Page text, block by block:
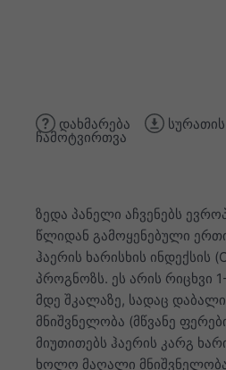
დახმარება სურათის
ჩამოტვირთვა
ზედა პანელი აჩვენებს
წლიდან გამოყენებული
ჰაერის ხარისხის ინდექსის
პროგნოზს. ეს არის რიცხვი
მდე შკალაზე, სადაც დაბალი
მნიშვნელობა (მწვანე
მიუთითებს ჰაერის კარგ
ხოლო მაღალი